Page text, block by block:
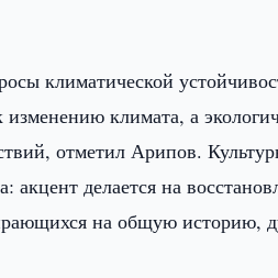
климатической
климата, а
отметил Арипов.
акцент делается на
на общую историю,